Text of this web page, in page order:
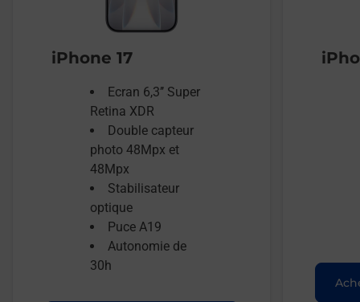
iPhone 17
Ecran 6,3’’ Super
Retina XDR
Double capteur
photo 48Mpx et
48Mpx
Stabilisateur
optique
Puce A19
Autonomie de
30h